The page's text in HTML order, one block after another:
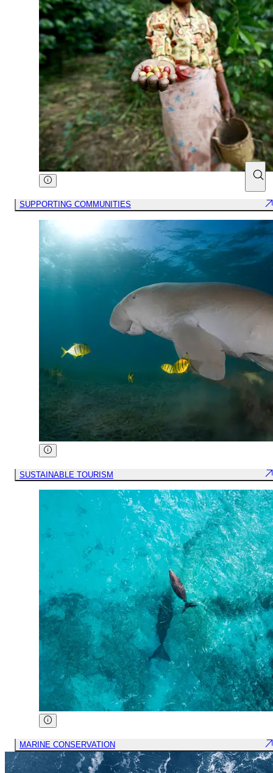
SUPPORTING COMMUNITIES
SUSTAINABLE TOURISM
MARINE CONSERVATION